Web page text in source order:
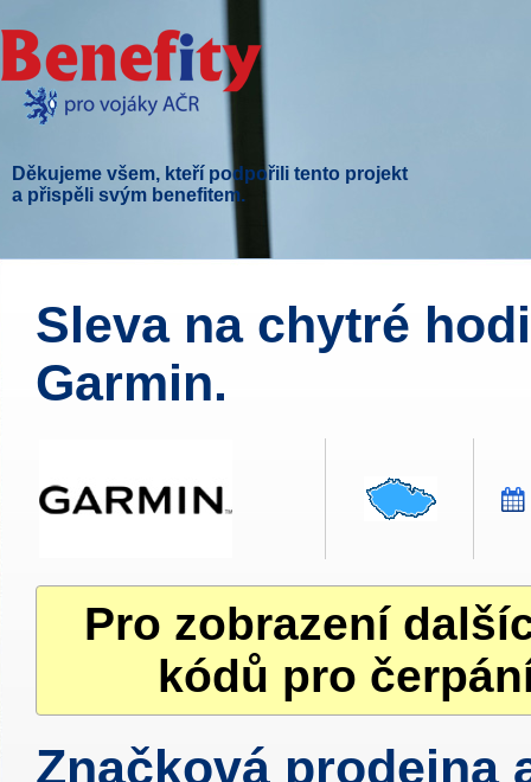
Děkujeme všem, kteří podpořili tento projekt
a přispěli svým benefitem.
Sleva na chytré
Garmin.
Pro zobrazení
kódů pro
Značková prodejna